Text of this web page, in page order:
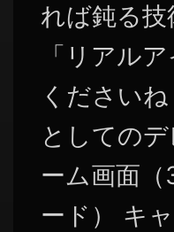
れば鈍る
「リアル
ください
としての
ーム画面
ード） キ